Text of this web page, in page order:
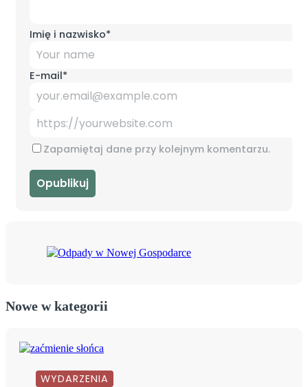
Imię i nazwisko*
E-mail*
Zapamiętaj dane przy kolejnym komentarzu.
Nowe w kategorii
WYDARZENIA